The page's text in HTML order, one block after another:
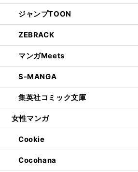
ジャンプTOON
ZEBRACK
マンガMeets
S-MANGA
集英社コミック文庫
女性マンガ
Cookie
Cocohana